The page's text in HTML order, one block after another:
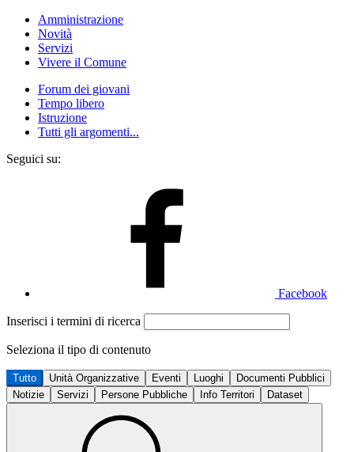
Amministrazione
Novità
Servizi
Vivere il Comune
Forum dei giovani
Tempo libero
Istruzione
Tutti gli argomenti...
Seguici su:
Facebook
Inserisci i termini di ricerca
Seleziona il tipo di contenuto
Tutto Unità Organizzative Eventi Luoghi
Documenti Pubblici
Notizie
Servizi Persone Pubbliche Info Territori Dataset